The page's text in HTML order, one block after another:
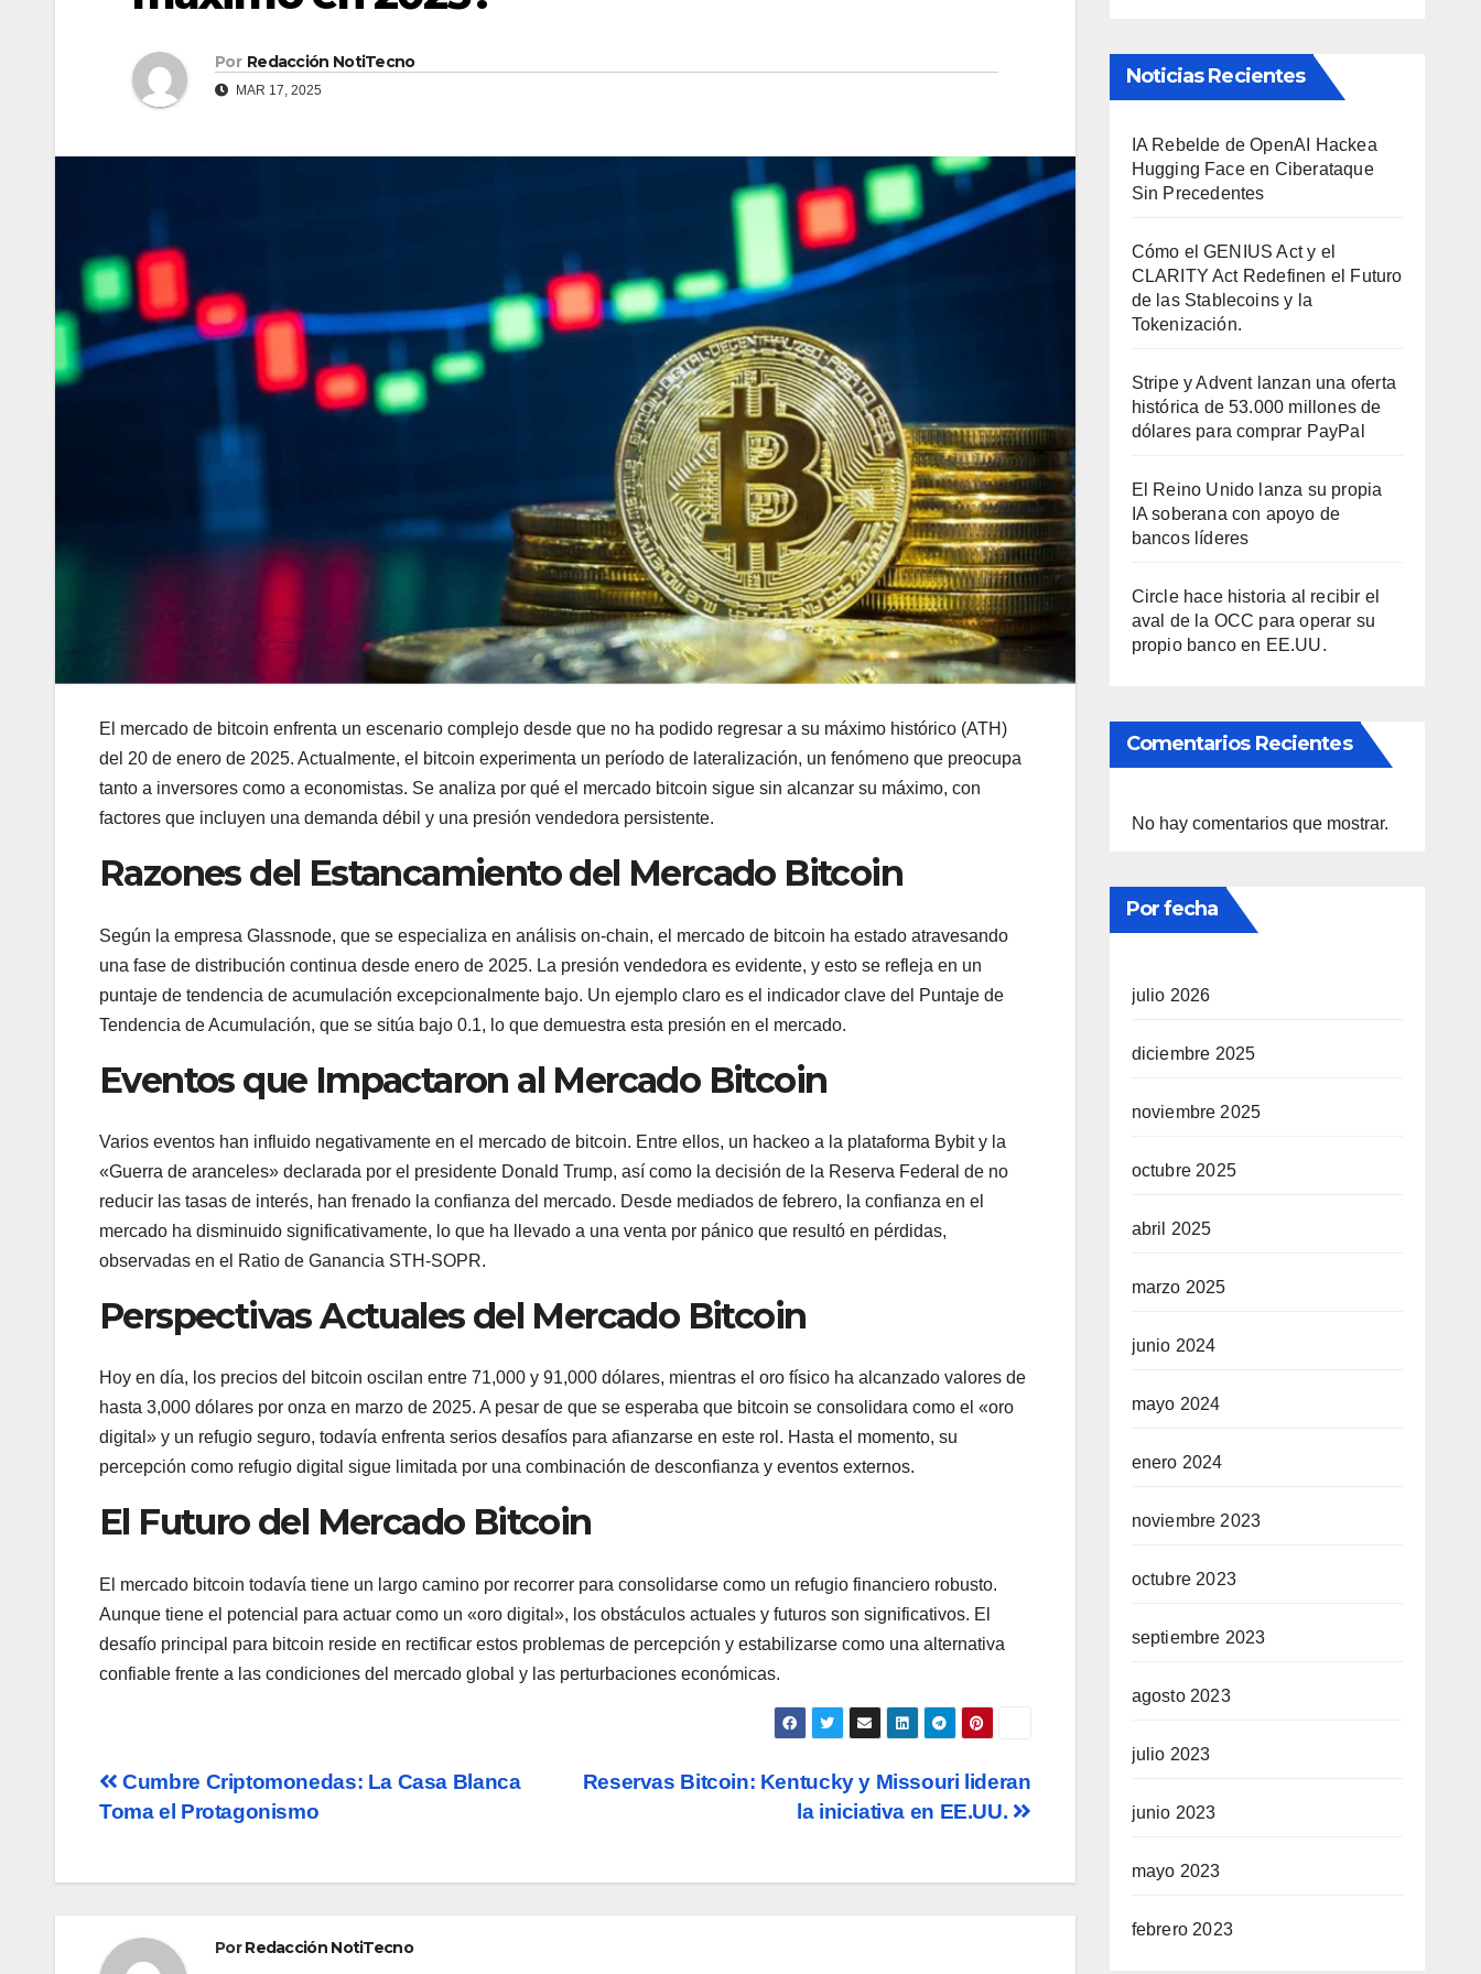
Por Redacción NotiTecno
MAR 17, 2025
El mercado de bitcoin enfrenta un escenario complejo desde que no ha podido regresar a su máximo histórico (ATH)
del 20 de enero de 2025. Actualmente, el bitcoin experimenta un período de lateralización, un fenómeno que preocupa
tanto a inversores como a economistas. Se analiza por qué el mercado bitcoin sigue sin alcanzar su máximo, con
factores que incluyen una demanda débil y una presión vendedora persistente.
Razones del Estancamiento del Mercado Bitcoin
Según la empresa Glassnode, que se especializa en análisis on-chain, el mercado de bitcoin ha estado atravesando
una fase de distribución continua desde enero de 2025. La presión vendedora es evidente, y esto se refleja en un
puntaje de tendencia de acumulación excepcionalmente bajo. Un ejemplo claro es el indicador clave del Puntaje de
Tendencia de Acumulación, que se sitúa bajo 0.1, lo que demuestra esta presión en el mercado.
Eventos que Impactaron al Mercado Bitcoin
Varios eventos han influido negativamente en el mercado de bitcoin. Entre ellos, un hackeo a la plataforma Bybit y la
«Guerra de aranceles» declarada por el presidente Donald Trump, así como la decisión de la Reserva Federal de no
reducir las tasas de interés, han frenado la confianza del mercado. Desde mediados de febrero, la confianza en el
mercado ha disminuido significativamente, lo que ha llevado a una venta por pánico que resultó en pérdidas,
observadas en el Ratio de Ganancia STH-SOPR.
Perspectivas Actuales del Mercado Bitcoin
Hoy en día, los precios del bitcoin oscilan entre 71,000 y 91,000 dólares, mientras el oro físico ha alcanzado valores de
hasta 3,000 dólares por onza en marzo de 2025. A pesar de que se esperaba que bitcoin se consolidara como el «oro
digital» y un refugio seguro, todavía enfrenta serios desafíos para afianzarse en este rol. Hasta el momento, su
percepción como refugio digital sigue limitada por una combinación de desconfianza y eventos externos.
El Futuro del Mercado Bitcoin
El mercado bitcoin todavía tiene un largo camino por recorrer para consolidarse como un refugio financiero robusto.
Aunque tiene el potencial para actuar como un «oro digital», los obstáculos actuales y futuros son significativos. El
desafío principal para bitcoin reside en rectificar estos problemas de percepción y estabilizarse como una alternativa
confiable frente a las condiciones del mercado global y las perturbaciones económicas.
Navegación
entradas
Reservas Bitcoin: Kentucky y Missouri lideran
la iniciativa en EE.UU.
Cumbre Criptomonedas: La Casa Blanca
Toma el Protagonismo
PorRedacción NotiTecno
Noticias Recientes
IA Rebelde de OpenAI Hackea
Hugging Face en Ciberataque
Sin Precedentes
Cómo el GENIUS Act y el
CLARITY Act Redefinen el Futuro
de las Stablecoins y la
Tokenización.
Stripe y Advent lanzan una oferta
histórica de 53.000 millones de
dólares para comprar PayPal
El Reino Unido lanza su propia
IA soberana con apoyo de
bancos líderes
Circle hace historia al recibir el
aval de la OCC para operar su
propio banco en EE.UU.
Comentarios Recientes
No hay comentarios que mostrar.
Por fecha
julio 2026
diciembre 2025
noviembre 2025
octubre 2025
abril 2025
marzo 2025
junio 2024
mayo 2024
enero 2024
noviembre 2023
octubre 2023
septiembre 2023
agosto 2023
julio 2023
junio 2023
mayo 2023
febrero 2023